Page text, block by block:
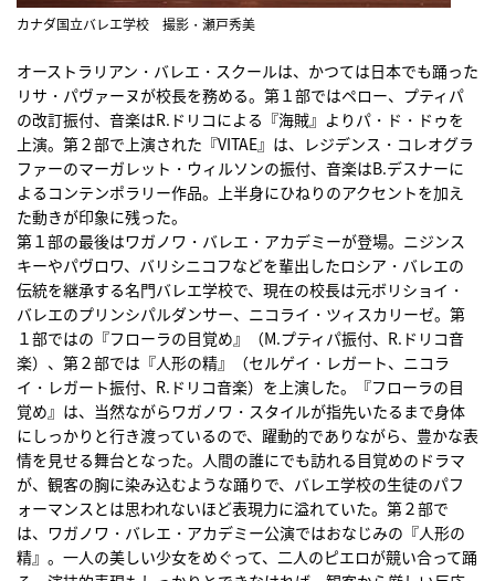
カナダ国立バレエ学校 撮影・瀬戸秀美
オーストラリアン・バレエ・スクールは、かつては日本でも踊った
リサ・パヴァーヌが校長を務める。第１部ではペロー、プティパ
の改訂振付、音楽はR.ドリコによる『海賊』よりパ・ド・ドゥを
上演。第２部で上演された『VITAE』は、レジデンス・コレオグラ
ファーのマーガレット・ウィルソンの振付、音楽はB.デスナーに
よるコンテンポラリー作品。上半身にひねりのアクセントを加え
た動きが印象に残った。
第１部の最後はワガノワ・バレエ・アカデミーが登場。ニジンス
キーやパヴロワ、バリシニコフなどを輩出したロシア・バレエの
伝統を継承する名門バレエ学校で、現在の校長は元ボリショイ・
バレエのプリンシパルダンサー、ニコライ・ツィスカリーゼ。第
１部ではの『フローラの目覚め』（M.プティパ振付、R.ドリコ音
楽）、第２部では『人形の精』（セルゲイ・レガート、ニコラ
イ・レガート振付、R.ドリコ音楽）を上演した。『フローラの目
覚め』は、当然ながらワガノワ・スタイルが指先いたるまで身体
にしっかりと行き渡っているので、躍動的でありながら、豊かな表
情を見せる舞台となった。人間の誰にでも訪れる目覚めのドラマ
が、観客の胸に染み込むような踊りで、バレエ学校の生徒のパフ
ォーマンスとは思われないほど表現力に溢れていた。第２部で
は、ワガノワ・バレエ・アカデミー公演ではおなじみの『人形の
精』。一人の美しい少女をめぐって、二人のピエロが競い合って踊